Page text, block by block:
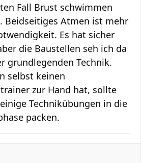
Fall Brust schwimmen
Beidseitiges Atmen ist mehr
Es hat sicher
die Baustellen seh ich da
grundlegenden Technik.
selbst keinen
zur Hand hat, sollte
Technikübungen in die
packen.